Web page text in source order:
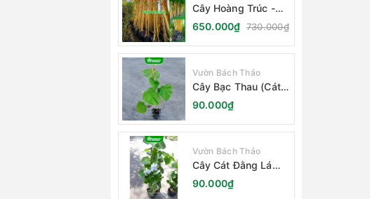
Cây Hoàng Trúc -
Schizostachyum
Brachycladum Yello
650.000₫ 730.000₫
Vườn Bách Thảo
Cây Bạc Thau (Cát
Đằng Lá Lớn)
90.000₫
Vườn Bách Thảo
Cây Cát Đằng Lá
Nhỏ
90.000₫